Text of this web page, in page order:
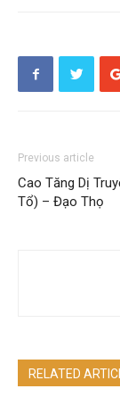
Previous article
Cao Tăng Dị
Tổ) – Đạo Thọ
RELATED